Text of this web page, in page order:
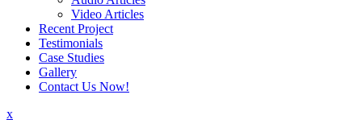
Video Articles
Recent Project
Testimonials
Case Studies
Gallery
Contact Us Now!
x